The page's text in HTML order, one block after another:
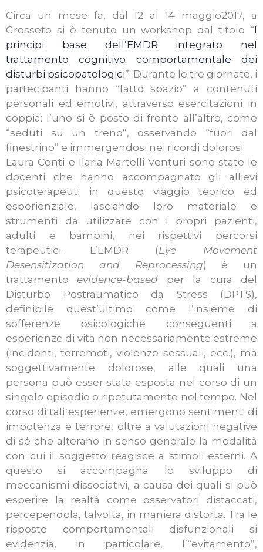
Circa un mese fa, dal 12 al 14 maggio2017, a
Grosseto si è tenuto un workshop dal titolo “I
principi base dell’EMDR integrato nel
trattamento cognitivo comportamentale dei
disturbi psicopatologici”. Durante le tre giornate, i
partecipanti hanno “fatto spazio” a contenuti
personali ed emotivi, attraverso esercitazioni in
coppia: l’uno si è posto di fronte all’altro, come
“seduti su un treno”, osservando “fuori dal
finestrino” e immergendosi nei ricordi dolorosi.
Laura Conti e Ilaria Martelli Venturi sono state le
docenti che hanno accompagnato gli allievi
psicoterapeuti in questo viaggio teorico ed
esperienziale, lasciando loro materiale e
strumenti da utilizzare con i propri pazienti,
adulti e bambini, nei rispettivi percorsi
terapeutici. L’EMDR (Eye Movement
Desensitization and Reprocessing) è un
trattamentoevidence-based per la cura del
Disturbo Postraumatico da Stress (DPTS),
definibile quest’ultimo come l’insieme di
sofferenze psicologiche conseguenti a
esperienze di vita non necessariamente estreme
(incidenti, terremoti, violenze sessuali, ecc.), ma
soggettivamente dolorose, alle quali una
persona può esser stata esposta nel corso di un
singolo episodio o ripetutamente nel tempo. Nel
corso di tali esperienze, emergono sentimenti di
impotenza e terrore, oltre a valutazioni negative
di sé che alterano in senso generale la modalità
con cui il soggetto reagisce a stimoli esterni. A
questo si accompagna lo sviluppo di
meccanismi dissociativi, a causa dei quali si può
esperire la realtà come osservatori distaccati,
percependola, talvolta, in maniera distorta. Tra le
risposte comportamentali disfunzionali si
evidenzia, in particolare, l’“evitamento”,